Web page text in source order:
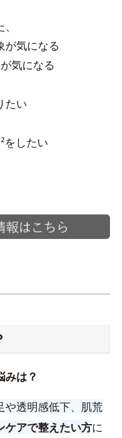
が気になる
気になる
たい
をしたい
は？
や透明感低下、肌荒
ケアで整えたい方に